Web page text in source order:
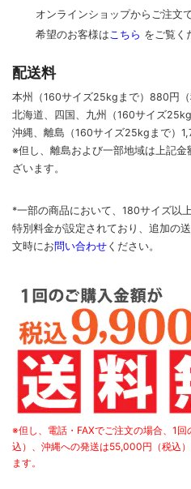
オンラインショップからご注文
希望のお客様はこちら をご覧く
配送料
本州（160サイズ25kgまで）880円（
北海道、四国、九州
（160サイズ25kg
沖縄、離島 （160サイズ25kgまで）
※但し、離島および一部地域は上記
ざいます。
*一部の商品において、180サイズ以
特別料金が設定されており、追加の
文時にお問い合わせ ください。
※但し、電話・FAXでご注文の場合、1
込）、沖縄への発送は55,000円（税込
ます。